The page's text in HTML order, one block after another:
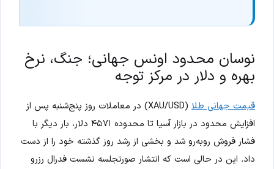
نوسان محدود اونس جهانی؛ جنگ، نرخ
بهره و دلار در مرکز توجه
قیمت جهانی طلا
(XAU/USD) در معاملات روز پنج‌شنبه پس از
افزایش محدود در بازار آسیا تا محدوده ۴۵۷۱ دلار، بار دیگر با
فشار فروش روبه‌رو شد و بخشی از رشد روز گذشته خود را از دست
داد. این در حالی است که انتشار صورتجلسه نشست فدرال رزرو